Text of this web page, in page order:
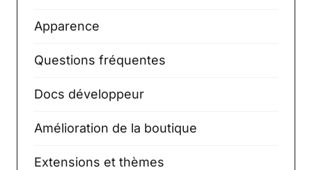
Apparence
Questions fréquentes
Docs développeur
Amélioration de la boutique
Extensions et thèmes